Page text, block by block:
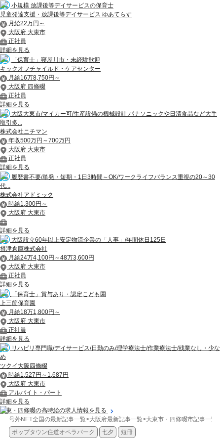
小規模 放課後等デイサービスの保育士
児童発達支援・放課後等デイサービス ゆあてらす
月給22万円～
大阪府 大東市
正社員
詳細を見る
「保育士」寝屋川市・未経験歓迎
キックオフチャイルド・ケアセンター
月給16万8,750円～
大阪府 四條畷
正社員
詳細を見る
大阪大東市/マイカー可/生産設備の機械設計 パナソニックや日清食品など大手
取引多...
株式会社ニチマン
年収500万円～700万円
大阪府 大東市
正社員
詳細を見る
履歴書不要/単発・短期・1日3時間～OK/ワークライフバランス重視の20～30
代...
株式会社アドミック
時給1,300円～
大阪府 大東市
詳細を見る
大阪設立60年以上安定物流企業の「人事」/年間休日125日
摂津倉庫株式会社
月給24万4,100円～48万3,600円
大阪府 大東市
正社員
詳細を見る
「保育士」賞与あり・認定こども園
上三箇保育園
月給18万1,800円～
大阪府 大東市
正社員
詳細を見る
リハビリ専門職/デイサービス/日勤のみ/理学療法士/作業療法士/残業なし・少な
め
ツクイ大阪四條畷
時給1,527円～1,687円
大阪府 大東市
アルバイト・パート
詳細を見る
大東・四條畷の高時給の求人情報を見る
号外NET全国の最新記事一覧>大阪府最新記事一覧>大東市・四條畷市記事一覧
ポップタウン住道オペラパーク
七夕 短冊